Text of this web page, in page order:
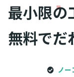
最小限の
無料でだ
ノー